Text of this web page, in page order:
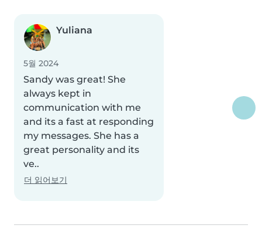
Yuliana
5월 2024
Sandy was great! She
always kept in
communication with me
and its a fast at responding
my messages. She has a
great personality and its
ve..
더 읽어보기